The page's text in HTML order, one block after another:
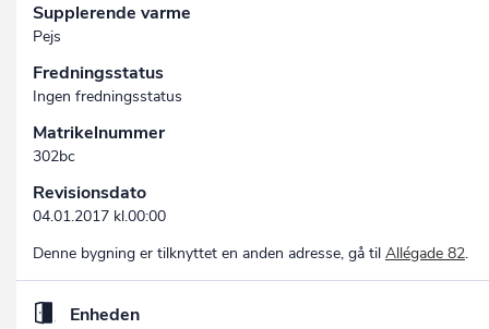
Supplerende varme
Pejs
Fredningsstatus
Ingen fredningsstatus
Matrikelnummer
302bc
Revisionsdato
04.01.2017 kl.00:00
Denne bygning er tilknyttet en anden adresse, gå til Allégade 82.
Enheden